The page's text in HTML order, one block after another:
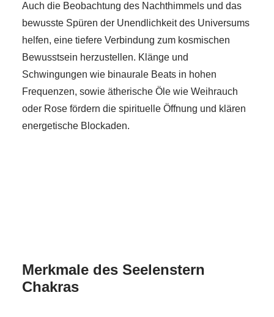
Auch die Beobachtung des Nachthimmels und das
bewusste Spüren der Unendlichkeit des Universums
helfen, eine tiefere Verbindung zum kosmischen
Bewusstsein herzustellen. Klänge und
Schwingungen wie binaurale Beats in hohen
Frequenzen, sowie ätherische Öle wie Weihrauch
oder Rose fördern die spirituelle Öffnung und klären
energetische Blockaden.
Merkmale des Seelenstern
Chakras